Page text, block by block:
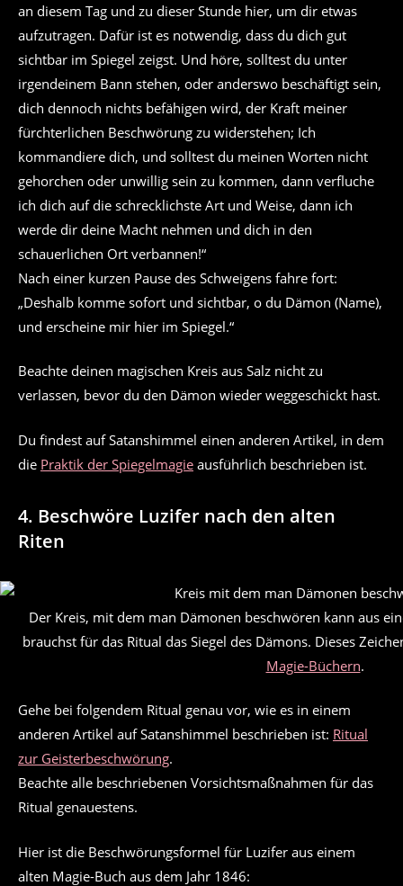
an diesem Tag und zu dieser Stunde hier, um dir etwas
aufzutragen. Dafür ist es notwendig, dass du dich gut
sichtbar im Spiegel zeigst. Und höre, solltest du unter
irgendeinem Bann stehen, oder anderswo beschäftigt sein,
dich dennoch nichts befähigen wird, der Kraft meiner
fürchterlichen Beschwörung zu widerstehen; Ich
kommandiere dich, und solltest du meinen Worten nicht
gehorchen oder unwillig sein zu kommen, dann verfluche
ich dich auf die schrecklichste Art und Weise, dann ich
werde dir deine Macht nehmen und dich in den
schauerlichen Ort verbannen!“
Nach einer kurzen Pause des Schweigens fahre fort:
„Deshalb komme sofort und sichtbar, o du Dämon (Name),
und erscheine mir hier im Spiegel.“
Beachte deinen magischen Kreis aus Salz nicht zu
verlassen, bevor du den Dämon wieder weggeschickt hast.
Du findest auf Satanshimmel einen anderen Artikel, in dem
die Praktik der Spiegelmagie ausführlich beschrieben ist.
4. Beschwöre Luzifer nach den alten
Riten
Der Kreis, mit dem man Dämonen beschwören kann aus
brauchst für das Ritual das Siegel des Dämons. Dieses
Magie-Büchern.
Gehe bei folgendem Ritual genau vor, wie es in einem
anderen Artikel auf Satanshimmel beschrieben ist: Ritual
zur Geisterbeschwörung.
Beachte alle beschriebenen Vorsichtsmaßnahmen für das
Ritual genauestens.
Hier ist die Beschwörungsformel für Luzifer aus einem
alten Magie-Buch aus dem Jahr 1846: